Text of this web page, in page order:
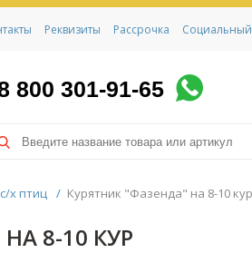
Реквизиты Рассрочка Социальный
800 301-91-65
х птиц / Курятник "Фазенда" на 8-10 кур
8-10 КУР